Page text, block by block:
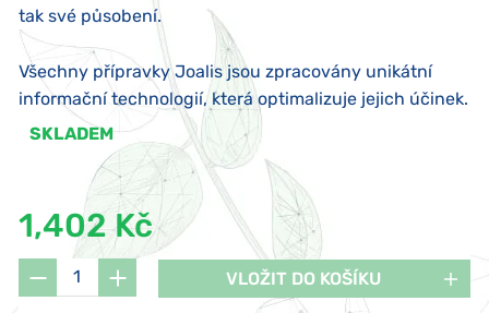
tak své působení.
Všechny přípravky Joalis jsou zpracovány unikátní
informační technologií, která optimalizuje jejich účinek.
SKLADEM
1,402 Kč
VLOŽIT DO KOŠÍKU